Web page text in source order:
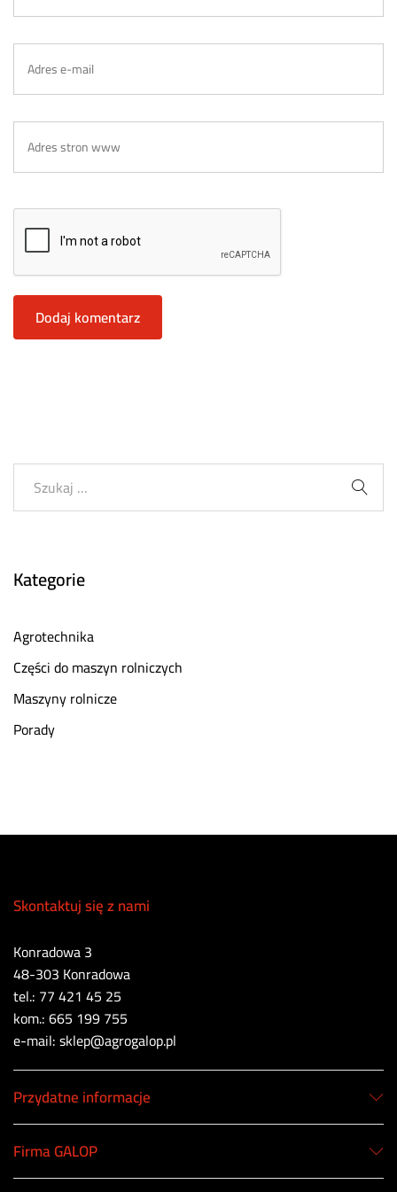
Kategorie
Agrotechnika
Części do maszyn rolniczych
Maszyny rolnicze
Porady
Skontaktuj się z nami
Konradowa 3
48-303 Konradowa
tel.: 77 421 45 25
kom.: 665 199 755
e-mail: sklep@agrogalop.pl
Przydatne informacje
Firma GALOP